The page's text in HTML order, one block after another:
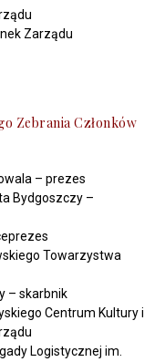
Zarządu
Zebrania Członków
– prezes
Bydgoszczy –
Towarzystwa
– skarbnik
Centrum Kultury i
Logistycznej im.